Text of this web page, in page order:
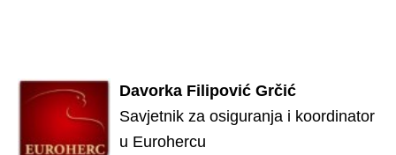
Davorka Filipović Grčić
Savjetnik za osiguranja i koordinator
u Eurohercu